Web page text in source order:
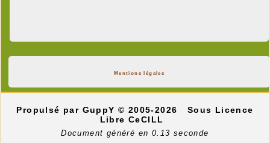
Mentions légales
Propulsé par GuppY© 2005-2026
Sous Licence
Libre CeCILL
Document généré en 0.13 seconde